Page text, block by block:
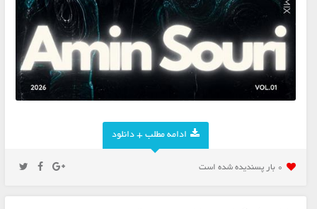
ادامه مطلب + دانلود
0 بار پسنديده شده است